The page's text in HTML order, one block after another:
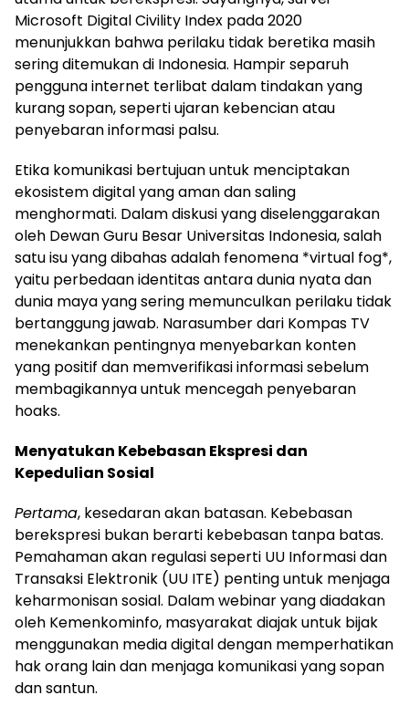
Microsoft Digital Civility Index pada 2020
menunjukkan bahwa perilaku tidak beretika masih
sering ditemukan di Indonesia. Hampir separuh
pengguna internet terlibat dalam tindakan yang
kurang sopan, seperti ujaran kebencian atau
penyebaran informasi palsu.
Etika komunikasi bertujuan untuk menciptakan
ekosistem digital yang aman dan saling
menghormati. Dalam diskusi yang diselenggarakan
oleh Dewan Guru Besar Universitas Indonesia, salah
satu isu yang dibahas adalah fenomena *virtual fog*,
yaitu perbedaan identitas antara dunia nyata dan
dunia maya yang sering memunculkan perilaku tidak
bertanggung jawab. Narasumber dari Kompas TV
menekankan pentingnya menyebarkan konten
yang positif dan memverifikasi informasi sebelum
membagikannya untuk mencegah penyebaran
hoaks.
Menyatukan Kebebasan Ekspresi dan
Kepedulian Sosial
Pertama, kesedaran akan batasan. Kebebasan
berekspresi bukan berarti kebebasan tanpa batas.
Pemahaman akan regulasi seperti UU Informasi dan
Transaksi Elektronik (UU ITE) penting untuk menjaga
keharmonisan sosial. Dalam webinar yang diadakan
oleh Kemenkominfo, masyarakat diajak untuk bijak
menggunakan media digital dengan memperhatikan
hak orang lain dan menjaga komunikasi yang sopan
dan santun.